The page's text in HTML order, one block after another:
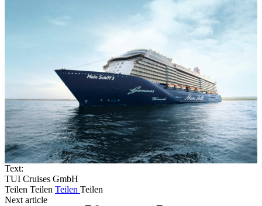
Text:
TUI Cruises GmbH
Teilen Teilen Teilen Teilen
Next article